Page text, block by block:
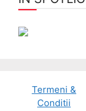
Termeni &
Conditii